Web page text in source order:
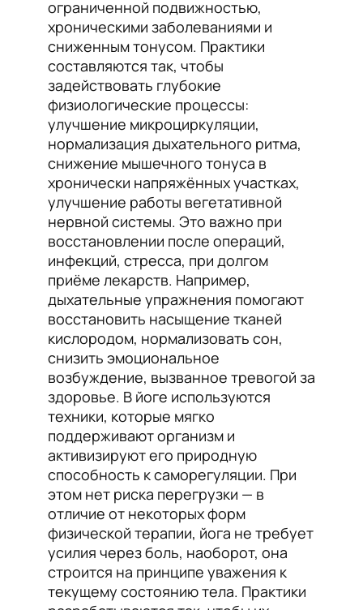
ограниченной подвижностью,
хроническими заболеваниями и
сниженным тонусом. Практики
составляются так, чтобы
задействовать глубокие
физиологические процессы:
улучшение микроциркуляции,
нормализация дыхательного ритма,
снижение мышечного тонуса в
хронически напряжённых участках,
улучшение работы вегетативной
нервной системы. Это важно при
восстановлении после операций,
инфекций, стресса, при долгом
приёме лекарств. Например,
дыхательные упражнения помогают
восстановить насыщение тканей
кислородом, нормализовать сон,
снизить эмоциональное
возбуждение, вызванное тревогой за
здоровье. В йоге используются
техники, которые мягко
поддерживают организм и
активизируют его природную
способность к саморегуляции. При
этом нет риска перегрузки — в
отличие от некоторых форм
физической терапии, йога не требует
усилия через боль, наоборот, она
строится на принципе уважения к
текущему состоянию тела. Практики